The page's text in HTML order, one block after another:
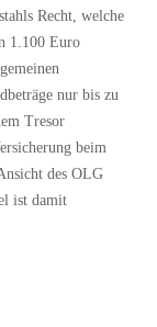
Recht, welche
1.100 Euro
nur bis zu
Tresor
beim
des OLG
ist damit